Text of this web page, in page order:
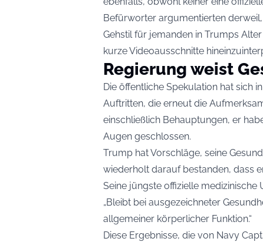
Befürworter argumentierten
Gehstil für jemanden in Trumps
kurze Videoausschnitte
Regierung weist
Die öffentliche Spekulation hat sich
Auftritten, die erneut die
einschließlich Behauptungen, er
Augen geschlossen.
Trump hat Vorschläge, seine
wiederholt darauf bestanden, dass
Seine jüngste offizielle
„Bleibt bei ausgezeichneter
allgemeiner körperlicher Funktion.“
Diese Ergebnisse, die von Navy